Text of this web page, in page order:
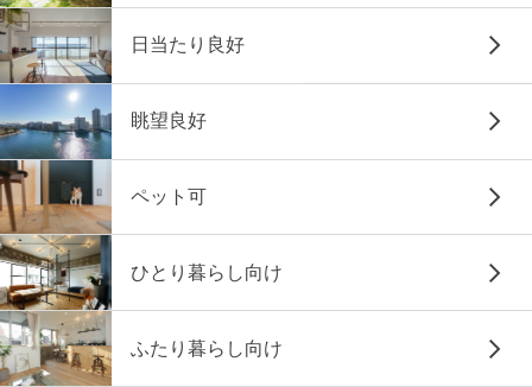
日当たり良好
眺望良好
ペット可
ひとり暮らし向け
ふたり暮らし向け